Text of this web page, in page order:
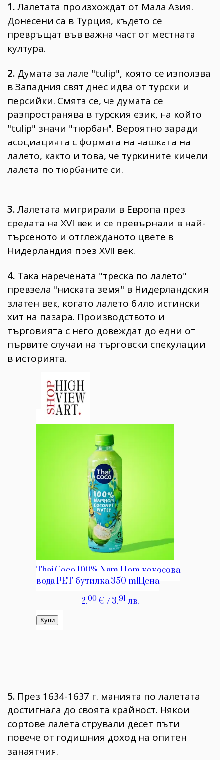
ПОСЛЕДВАЙТЕ
НИ
1.Лалетата произхождат от Мала Азия.
Донесени са в Турция, където се
превръщат във важна част от местната
култура.
2. Думата за лале "tulip", която се използва
в Западния свят днес идва от турски и
персийки. Смята се, че думата се
разпространява в турския език, на който
"tulip" значи "тюрбан". Вероятно заради
асоциацията с формата на чашката на
лалето, както и това, че туркините кичели
лалета по тюрбаните си.
3.Лалетата мигрирали в Европа през
средата на XVI век и се превърнали в най-
търсеното и отглежданото цвете в
Нидерландия през XVII век.
4. Така наречената "треска по лалето"
превзела "ниската земя" в Нидерландския
златен век, когато лалето било истински
хит на пазара. Производството и
търговията с него довеждат до едни от
първите случаи на търговски спекулации
в историята.
5. През 1634-1637 г. манията по лалетата
достигнала до своята крайност. Някои
сортове лалета стрували десет пъти
повече от годишния доход на опитен
занаятчия.